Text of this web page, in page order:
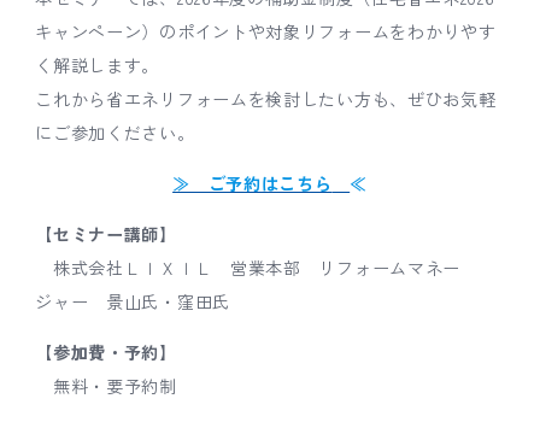
キャンペーン）のポイントや対象リフォームをわかりやす
く解説します。
これから省エネリフォームを検討したい方も、ぜひお気軽
にご参加ください。
≫ ご予約はこちら ≪
【セミナー講師】
株式会社ＬＩＸＩＬ 営業本部 リフォームマネー
ジャー 景山氏・窪田氏
【参加費・予約】
無料・要予約制